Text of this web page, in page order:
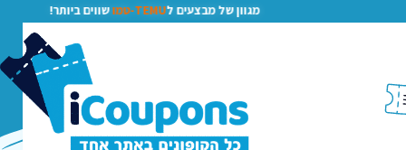
מגוון של מבצעים ל TEMU-טמו שווים ביותר!